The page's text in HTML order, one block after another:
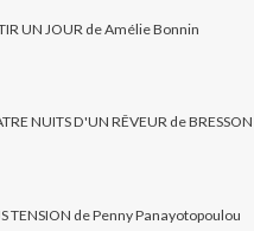
UN JOUR de Amélie Bonnin
NUITS D'UN RÊVEUR de
TENSION de Penny Panayotopoulou